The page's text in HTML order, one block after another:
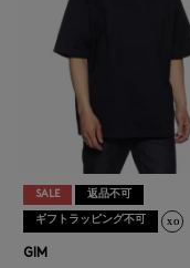
SALE 返品不可
ギフトラッピング不可
GIM